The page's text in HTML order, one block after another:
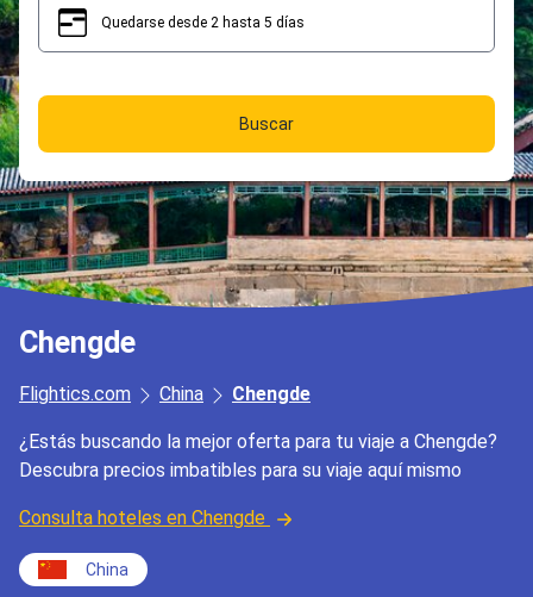
Quedarse desde 2 hasta 5 días
Buscar
Chengde
Flightics.com China Chengde
¿Estás buscando la mejor oferta para tu viaje a Chengde?
Descubra precios imbatibles para su viaje aquí mismo
Consulta hoteles en Chengde
China